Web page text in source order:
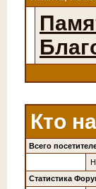
Кто
Всего
Статистика